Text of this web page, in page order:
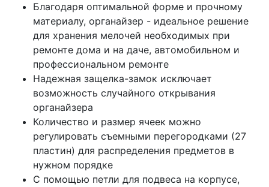
Благодаря оптимальной форме и прочному
материалу, органайзер - идеальное решение
для хранения мелочей необходимых при
ремонте дома и на даче, автомобильном и
профессиональном ремонте
Надежная защелка-замок исключает
возможность случайного открывания
органайзера
Количество и размер ячеек можно
регулировать съемными перегородками (27
пластин) для распределения предметов в
нужном порядке
С помощью петли для подвеса на корпусе,